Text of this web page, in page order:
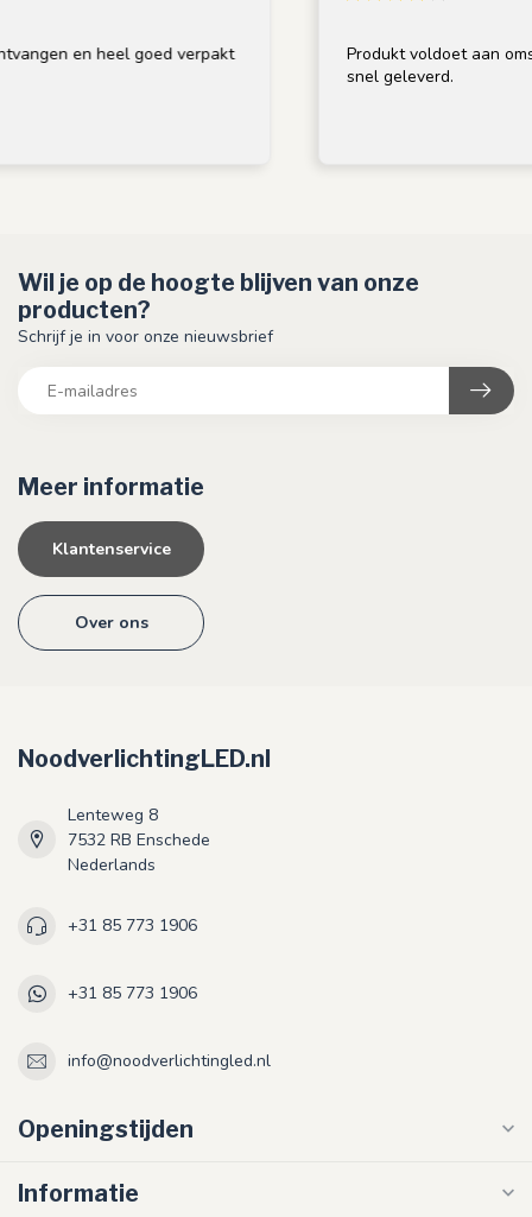
en heel goed verpakt
Produkt voldoet aan
snel geleverd.
Meer informatie
Klantenservice
Over ons
Wil je op de hoogte blijven van onze
producten?
Schrijf je in voor onze nieuwsbrief
NoodverlichtingLED.nl
Lenteweg 8
7532 RB Enschede
Nederlands
+31 85 773 1906
+31 85 773 1906
info@noodverlichtingled.nl
Openingstijden
Informatie